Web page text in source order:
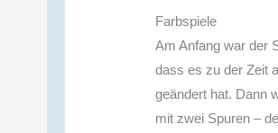
Farbspiele
Am Anfang war der
dass es zu der Zeit
geändert hat. Dann
mit zwei Spuren –